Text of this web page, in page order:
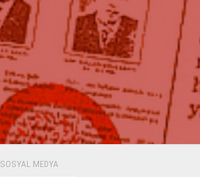
SOSYAL MEDYA